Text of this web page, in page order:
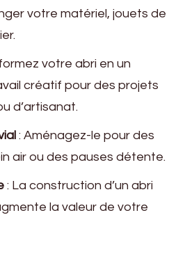
votre matériel, jouets de
votre abri en un
créatif pour des projets
d’artisanat.
: Aménagez-le pour des
air ou des pauses détente.
: La construction d’un abri
la valeur de votre